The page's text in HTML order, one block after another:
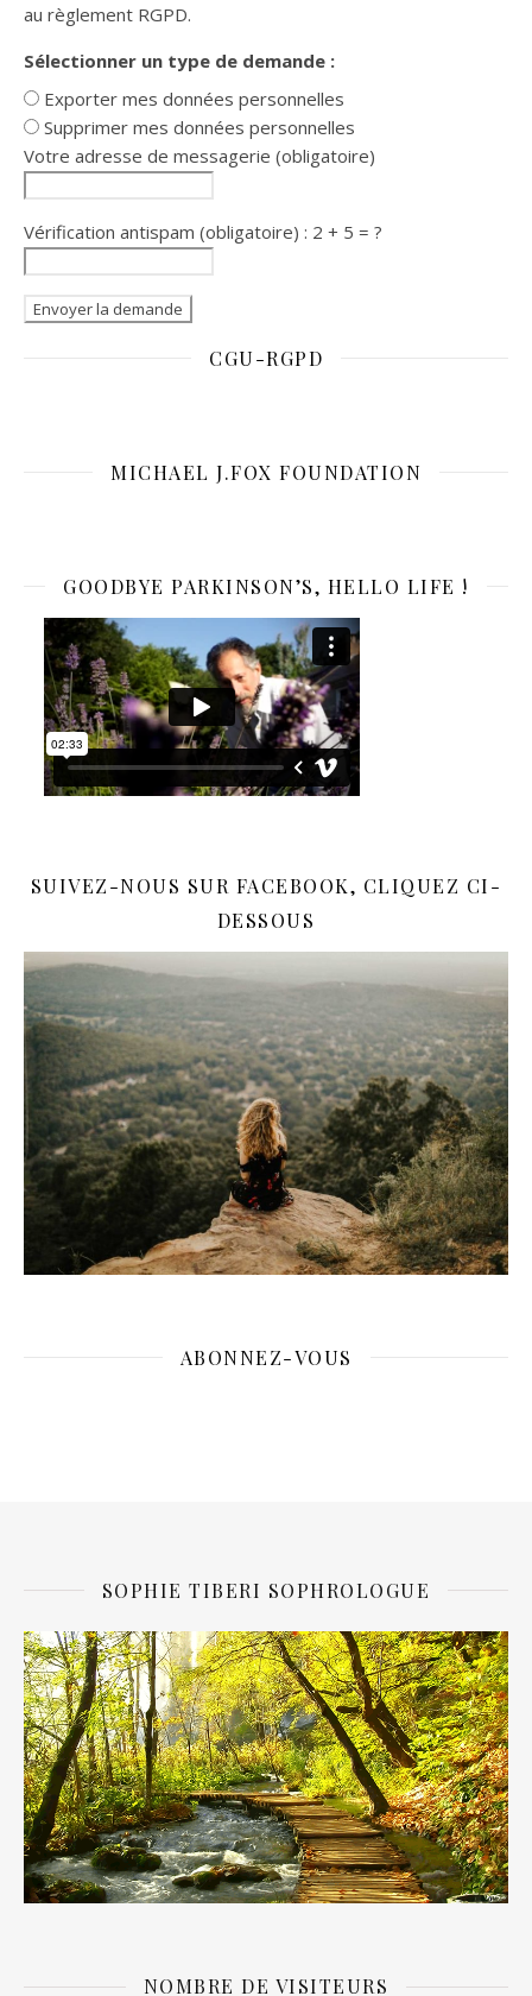
au règlement RGPD.
Sélectionner un type de demande :
Exporter mes données personnelles
Supprimer mes données personnelles
Votre adresse de messagerie (obligatoire)
Vérification antispam (obligatoire) : 2 + 5 = ?
CGU-RGPD
MICHAEL J.FOX FOUNDATION
GOODBYE PARKINSON’S, HELLO LIFE !
SUIVEZ-NOUS SUR FACEBOOK, CLIQUEZ CI-
DESSOUS
ABONNEZ-VOUS
SOPHIE TIBERI SOPHROLOGUE
NOMBRE DE VISITEURS